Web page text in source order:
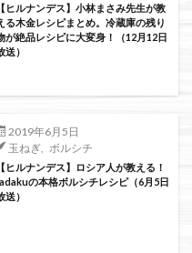
【ヒルナンデス】小林まさみ先生が教
る木金レシピまとめ。冷蔵庫の残り
が絶品レシピに大変身！（12月12日
送）
2019年6月5日
玉ねぎ
ボルシチ
【ヒルナンデス】ロシア人が教える！
の本格ボルシチレシピ（6月5日
送）